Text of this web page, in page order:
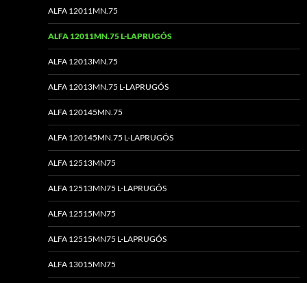
ALFA 12011MN.75
ALFA 12011MN.75 L-LAPRUGÓS
ALFA 12013MN.75
ALFA 12013MN.75 L-LAPRUGÓS
ALFA 120145MN.75
ALFA 120145MN.75 L-LAPRUGÓS
ALFA 12513MN75
ALFA 12513MN75 L-LAPRUGÓS
ALFA 12515MN75
ALFA 12515MN75 L-LAPRUGÓS
ALFA 13015MN75